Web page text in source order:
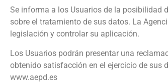
Se informa a los Usuarios de la posibilidad
sobre el tratamiento de sus datos. La
legislación y controlar su aplicación.
Los Usuarios podrán presentar una
obtenido satisfacción en el ejercicio de sus
www.aepd.es